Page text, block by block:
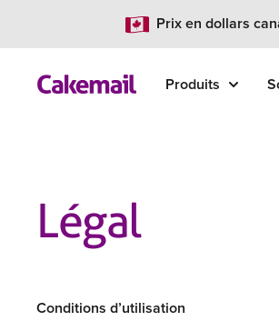
Prix en dollars
Produits
Légal
Conditions d’utilisation